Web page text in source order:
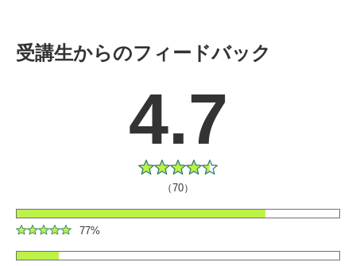
受講生からのフィードバック
4.7
（70）
77%